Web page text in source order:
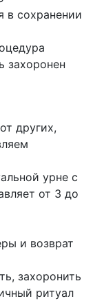
в сохранении
захоронен
других,
урне с
от 3 до
и возврат
захоронить
ритуал